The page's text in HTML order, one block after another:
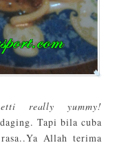
really yummy!
Tapi bila cuba
Allah terima